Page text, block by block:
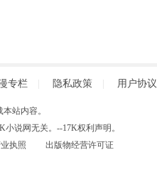
专栏 隐私政策 用户协议
站内容。
说网无关。--17K权利声明。
执照
出版物经营许可证